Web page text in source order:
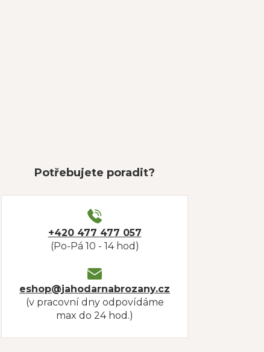
Potřebujete poradit?
+420 477 477 057
(Po-Pá 10 - 14 hod)
eshop@jahodarnabrozany.cz
(v pracovní dny odpovídáme
max do 24 hod.)